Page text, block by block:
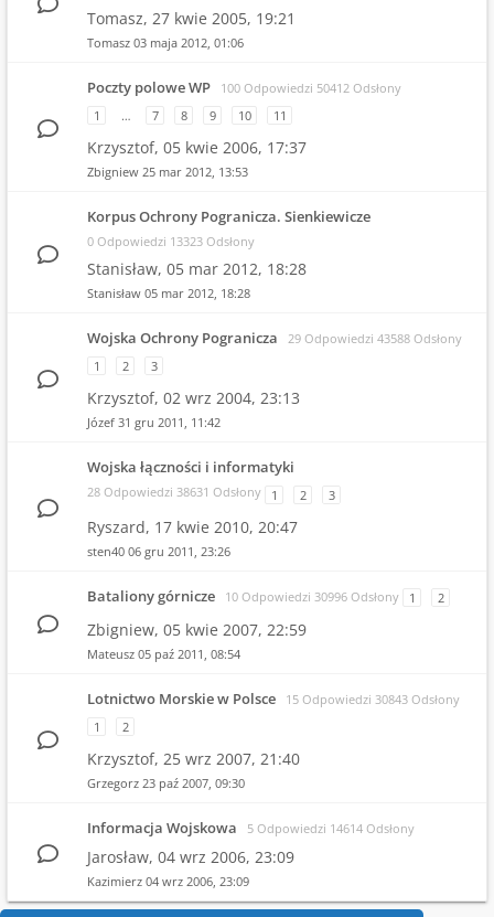
Tomasz, 27 kwie 2005, 19:21
Tomasz 03 maja 2012, 01:06
Poczty polowe WP
100 Odpowiedzi 50412 Odsłony
1
… 7 8 9 10 11
Krzysztof, 05 kwie 2006, 17:37
Zbigniew 25 mar 2012, 13:53
Korpus Ochrony Pogranicza. Sienkiewicze
0 Odpowiedzi 13323 Odsłony
Stanisław, 05 mar 2012, 18:28
Stanisław 05 mar 2012, 18:28
Wojska Ochrony Pogranicza
29 Odpowiedzi 43588 Odsłony
1
2 3
Krzysztof, 02 wrz 2004, 23:13
Józef 31 gru 2011, 11:42
Wojska łączności i informatyki
28 Odpowiedzi 38631 Odsłony 1 2 3
Ryszard, 17 kwie 2010, 20:47
sten40 06 gru 2011, 23:26
Bataliony górnicze 10 Odpowiedzi 30996 Odsłony 1 2
Zbigniew, 05 kwie 2007, 22:59
Mateusz 05 paź 2011, 08:54
Lotnictwo Morskie w Polsce
15 Odpowiedzi 30843 Odsłony
1
2
Krzysztof, 25 wrz 2007, 21:40
Grzegorz 23 paź 2007, 09:30
Informacja Wojskowa 5 Odpowiedzi 14614 Odsłony
Jarosław, 04 wrz 2006, 23:09
Kazimierz 04 wrz 2006, 23:09